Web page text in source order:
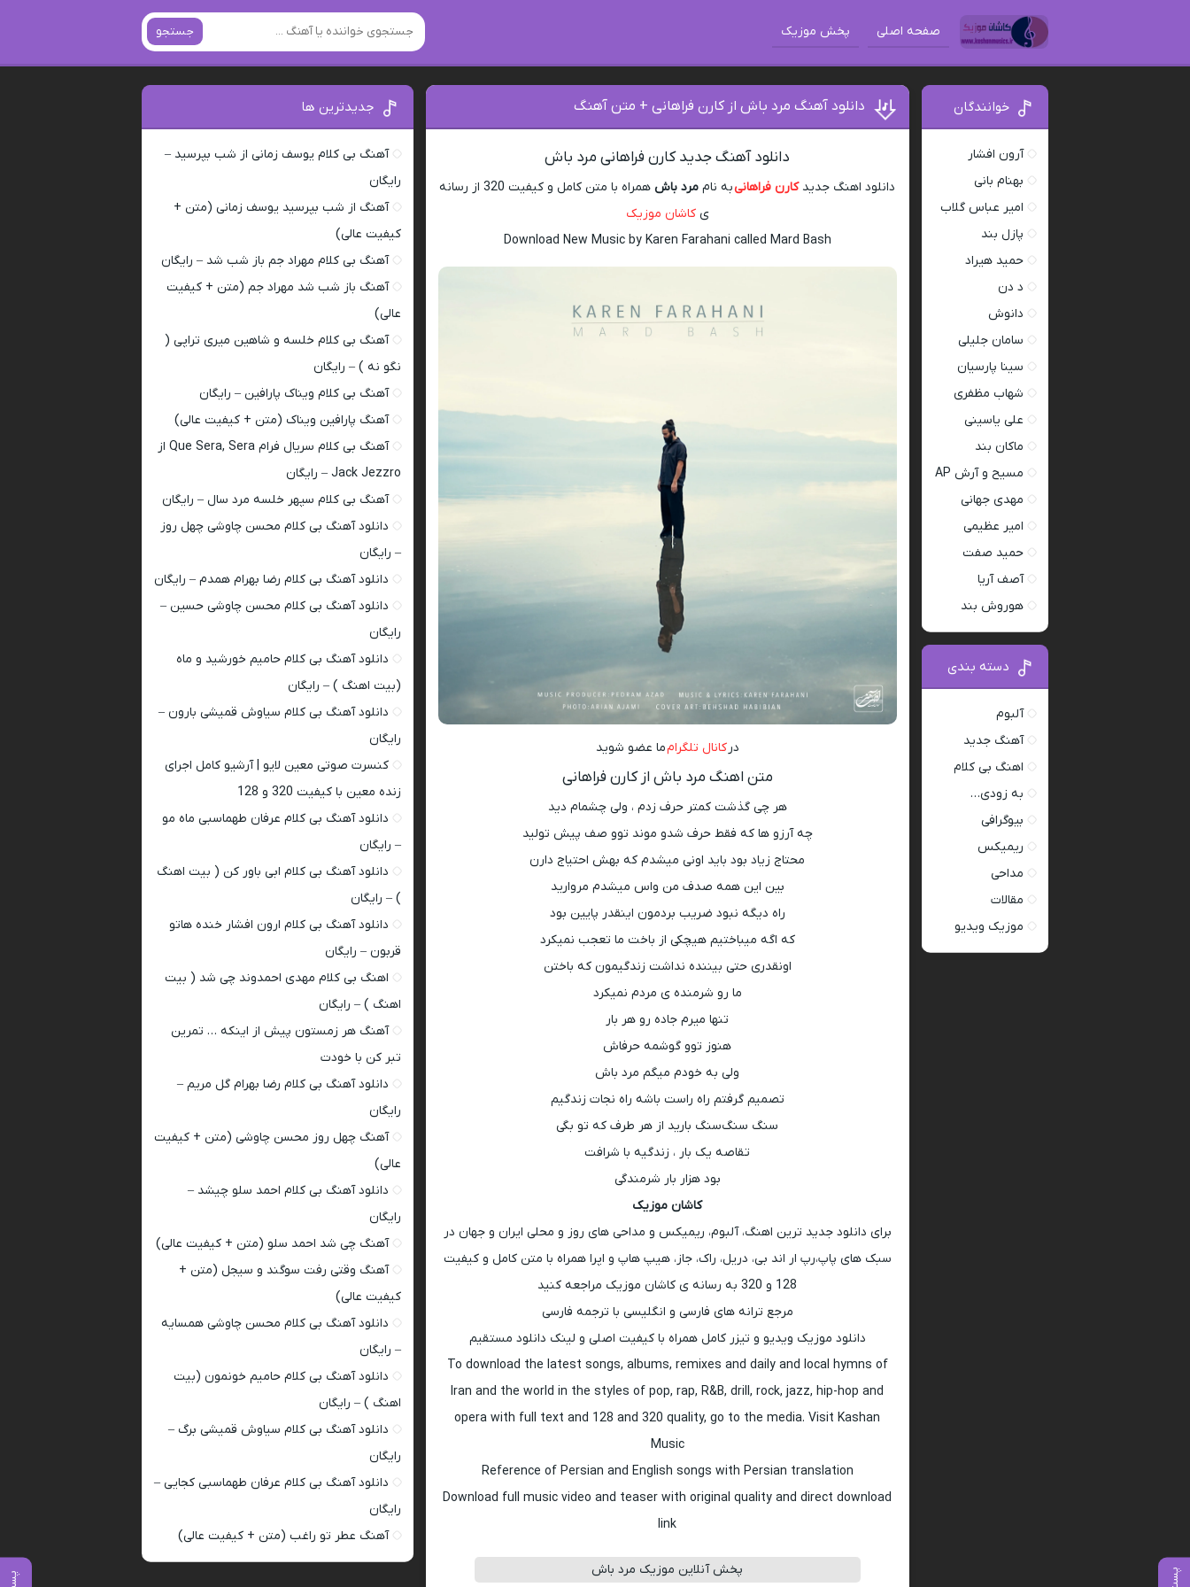
صفحه اصلی پخش موزیک جستجو
دانلود آهنگ مرد باش از کارن فراهانی + متن آهنگ
دانلود آهنگ جدید کارن فراهانی مرد باش
دانلود اهنگ جدیدکارن فراهانیبه نام مرد باش
همراه با متن کامل و کیفیت 320 از رسانه
یکاشان موزیک
Download New Music by Karen Farahani called Mard Bash
درکانال تلگرامما عضو شوید
متن اهنگ مرد باش از کارن فراهانی
هر چی گذشت کمتر حرف زدم ، ولی چشمام دید
چه آرزو ها که فقط حرف شدو موند توو صف پیش تولید
محتاج زیاد بود باید اونی میشدم که بهش احتیاج دارن
بین این همه صدف من واس میشدم مروارید
راه دیگه نبود ضریب بردمون اینقدر پایین بود
که اگه میباختیم‌ هیچکی از باخت ما تعجب نمیکرد
اونقدری حتی بیننده نداشت زندگیمون که باختن
ما رو شرمنده ی مردم‌ نمیکرد
تنها میرم جاده رو‌ هر بار
هنوز توو گوشمه حرفاش
ولی به خودم میگم مرد باش
تصمیم گرفتم راه راست باشه راه نجات زندگیم
سنگ سنگ‌سنگ‌ بارید از هر طرف که تو بگی
تقاصه یک بار ، زندگیه با شرافت
بود هزار بار شرمندگی
کاشان موزیک
برای دانلود جدید ترین اهنگ، آلبوم، ریمیکس و مداحی های روز و محلی ایران و جهان در
سبک های پاپ،رپ ار اند بی، دریل، راک، جاز، هیپ هاپ و اپرا همراه با متن کامل و کیفیت
128 و 320 به رسانه ی کاشان موزیک مراجعه کنید
مرجع ترانه های فارسی و انگلیسی با ترجمه فارسی
دانلود موزیک ویدیو و تیزر کامل همراه با کیفیت اصلی و لینک دانلود مستقیم
To download the latest songs, albums, remixes and daily and local hymns of
Iran and the world in the styles of pop, rap, R&B, drill, rock, jazz, hip-hop and
opera with full text and 128 and 320 quality, go to the media. Visit Kashan
Music
Reference of Persian and English songs with Persian translation
Download full music video and teaser with original quality and direct download
link
پخش آنلاین موزیک مرد باش
خوانندگان
آرون افشار
بهنام بانی
امیر عباس گلاب
پازل بند
حمید هیراد
د دن
دانوش
سامان جلیلی
سینا پارسیان
شهاب مظفری
علی یاسینی
ماکان بند
مسیح و آرش AP
مهدی جهانی
امیر عظیمی
حمید صفت
آصف آریا
هوروش بند
دسته بندی
آلبوم
آهنگ جدید
اهنگ بی کلام
به زودی…
بیوگرافی
ریمیکس
مداحی
مقالات
موزیک ویدیو
جدیدترین ها
آهنگ بی کلام یوسف زمانی از شب بپرسید –
رایگان
آهنگ از شب بپرسید یوسف زمانی (متن +
کیفیت عالی)
آهنگ بی کلام مهراد جم باز شب شد – رایگان
آهنگ باز شب شد مهراد جم (متن + کیفیت
عالی)
آهنگ بی کلام خلسه و شاهین میری تراپی (
نگو نه ) – رایگان
آهنگ بی کلام ویناک پارافین – رایگان
آهنگ پارافین ویناک (متن + کیفیت عالی)
آهنگ بی کلام سریال فرام Que Sera, Sera از
Jack Jezzro – رایگان
آهنگ بی کلام سپهر خلسه مرد سال – رایگان
دانلود آهنگ بی کلام محسن چاوشی چهل روز
– رایگان
دانلود آهنگ بی کلام رضا بهرام همدم – رایگان
دانلود آهنگ بی کلام محسن چاوشی حسین –
رایگان
دانلود آهنگ بی کلام حامیم خورشید و ماه
(بیت اهنگ ) – رایگان
دانلود آهنگ بی کلام سیاوش قمیشی بارون –
رایگان
کنسرت صوتی معین لایو | آرشیو کامل اجرای
زنده معین با کیفیت 320 و 128
دانلود آهنگ بی کلام عرفان طهماسبی ماه مو
– رایگان
دانلود آهنگ بی کلام ابی باور کن ( بیت اهنگ
) – رایگان
دانلود آهنگ بی کلام ارون افشار خنده هاتو
قربون – رایگان
اهنگ بی کلام مهدی احمدوند چی شد ( بیت
اهنگ ) – رایگان
آهنگ هر زمستون پیش از اینکه … تمرین
تبر کن با خودت
دانلود آهنگ بی کلام رضا بهرام گل مریم –
رایگان
آهنگ چهل روز محسن چاوشی (متن + کیفیت
عالی)
دانلود آهنگ بی کلام احمد سلو چیشد –
رایگان
آهنگ چی شد احمد سلو (متن + کیفیت عالی)
آهنگ وقتی رفت سوگند و سیجل (متن +
کیفیت عالی)
دانلود آهنگ بی کلام محسن چاوشی همسایه
– رایگان
دانلود آهنگ بی کلام حامیم خونمون (بیت
اهنگ ) – رایگان
دانلود آهنگ بی کلام سیاوش قمیشی برگ –
رایگان
دانلود آهنگ بی کلام عرفان طهماسبی کجایی –
رایگان
آهنگ عطر تو راغب (متن + کیفیت عالی)